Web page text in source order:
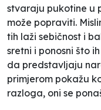
stvaraju pukotine u
može popraviti.
tih laži sebičnost i
sretni i ponosni što
da predstavljaju
primjerom pokažu
razloga, oni se